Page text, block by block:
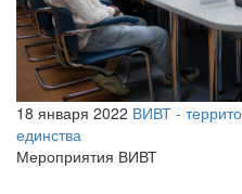
18 января 2022 ВИВТ -
единства
Мероприятия ВИВТ